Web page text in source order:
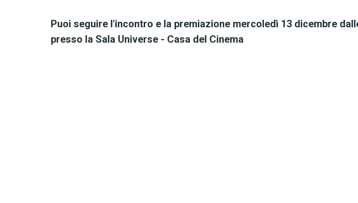
Puoi seguire l'incontro e la premiazione mercoledì 13 dicembre
presso la Sala Universe - Casa del Cinema